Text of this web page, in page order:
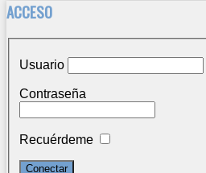
ACCESO
Usuario
Contraseña
Recuérdeme